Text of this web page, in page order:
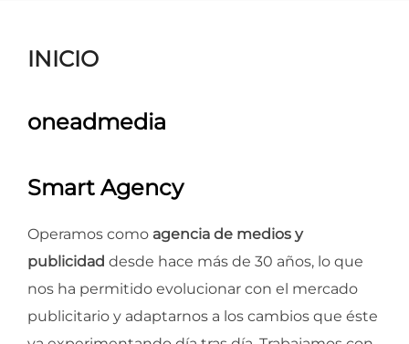
INICIO
oneadmedia
Smart Agency
Operamos como agencia de medios y
publicidad desde hace más de 30 años, lo que
nos ha permitido evolucionar con el mercado
publicitario y adaptarnos a los cambios que éste